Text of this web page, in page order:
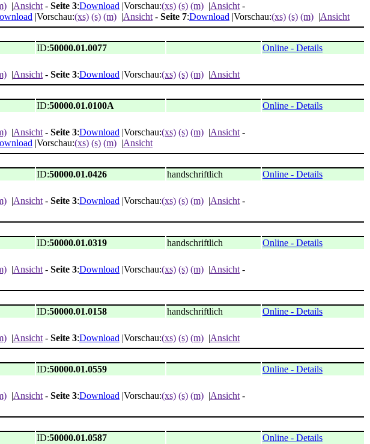
|Ansicht - Seite 3:Download |Vorschau:(xs) (s) (m) |Ansicht -
|Vorschau:(xs) (s) (m) |Ansicht - Seite 7:Download |Vorschau:(xs) (s) (m) |Ansicht
ID:50000.01.0077
Online - Details
|Ansicht - Seite 3:Download |Vorschau:(xs) (s) (m) |Ansicht
ID:50000.01.0100A
Online - Details
|Ansicht - Seite 3:Download |Vorschau:(xs) (s) (m) |Ansicht -
|Vorschau:(xs) (s) (m) |Ansicht
ID:50000.01.0426 handschriftlich
Online - Details
|Ansicht - Seite 3:Download |Vorschau:(xs) (s) (m) |Ansicht -
ID:50000.01.0319 handschriftlich
Online - Details
|Ansicht - Seite 3:Download |Vorschau:(xs) (s) (m) |Ansicht -
ID:50000.01.0158 handschriftlich
Online - Details
|Ansicht - Seite 3:Download |Vorschau:(xs) (s) (m) |Ansicht
ID:50000.01.0559
Online - Details
|Ansicht - Seite 3:Download |Vorschau:(xs) (s) (m) |Ansicht -
ID:50000.01.0587
Online - Details